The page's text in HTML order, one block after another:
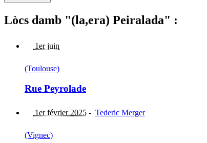
Lòcs damb "(la,era) Peiralada" :
1er juin
(Toulouse)
Rue Peyrolade
1er février 2025 - Tederic Merger
(Vignec)